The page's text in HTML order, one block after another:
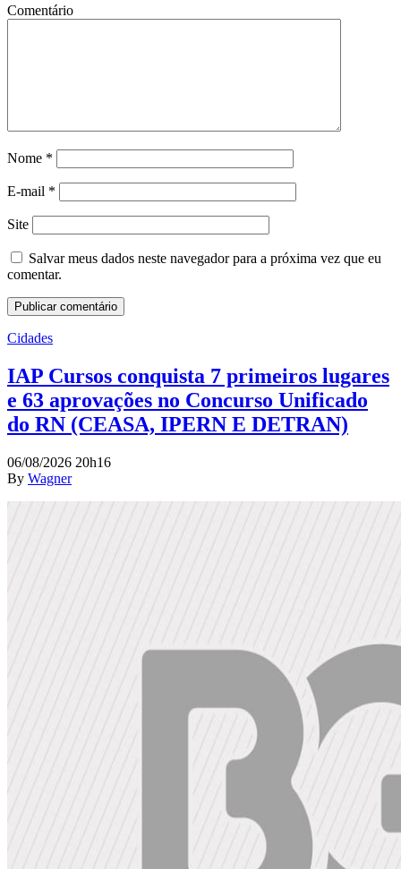
Comentário
Nome *
E-mail *
Site
Salvar meus dados neste navegador para a próxima vez que eu
comentar.
Cidades
IAP Cursos conquista 7 primeiros lugares
e 63 aprovações no Concurso Unificado
do RN (CEASA, IPERN E DETRAN)
06/08/2026 20h16
By Wagner